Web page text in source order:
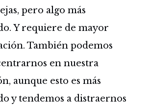
pero algo más
Y requiere de mayor
También podemos
en nuestra
aunque esto es más
y tendemos a distraernos